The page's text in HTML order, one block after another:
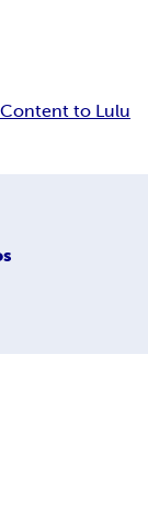
to Lulu